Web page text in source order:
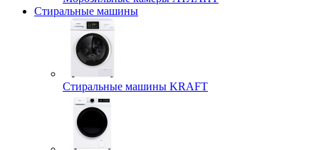
Стиральные машины
Стиральные машины KRAFT